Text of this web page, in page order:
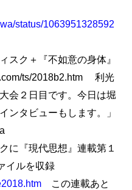
status/1063951328592
スク＋『不如意の身体』
ts/2018b2.htm 利光
会２日目です。今日は堀
ンタビューもします。」
に『現代思想』連載第１
イルを収録
この連載あと